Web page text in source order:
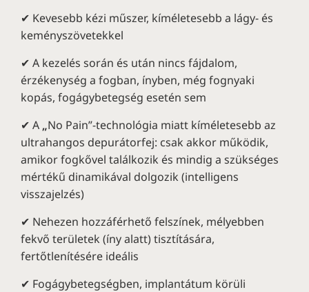
✔ Kevesebb kézi műszer, kíméletesebb a lágy- és
keményszövetekkel
✔ A kezelés során és után nincs fájdalom,
érzékenység a fogban, ínyben, még fognyaki
kopás, fogágybetegség esetén sem
✔ A „No Pain”-technológia miatt kíméletesebb az
ultrahangos depurátorfej: csak akkor működik,
amikor fogkővel találkozik és mindig a szükséges
mértékű dinamikával dolgozik (intelligens
visszajelzés)
✔ Nehezen hozzáférhető felszínek, mélyebben
fekvő területek (íny alatt) tisztítására,
fertőtlenítésére ideális
✔ Fogágybetegségben, implantátum körüli